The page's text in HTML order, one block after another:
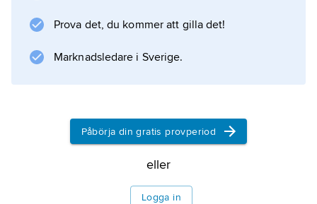
plasmavolymen bildar tillsammans
blodvolymen.
Information om artikeln
Prova det, du kommer att gilla det!
Marknadsledare i Sverige.
Påbörja din gratis provperiod
eller
Logga in